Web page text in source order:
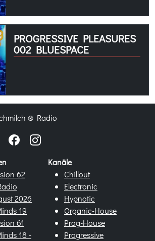
PROGRESSIVE PLEASURES
002 BLUESPACE
® Radio
62
2026
19
61
18 -
Kanäle
Chillout
Electronic
Hypnotic
Organic-House
Prog-House
Progressive